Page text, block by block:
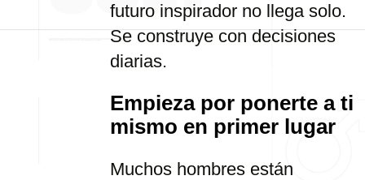
futuro inspirador no llega solo.
Se construye con decisiones
diarias.
Empieza por ponerte a ti
mismo en primer lugar
Muchos hombres están